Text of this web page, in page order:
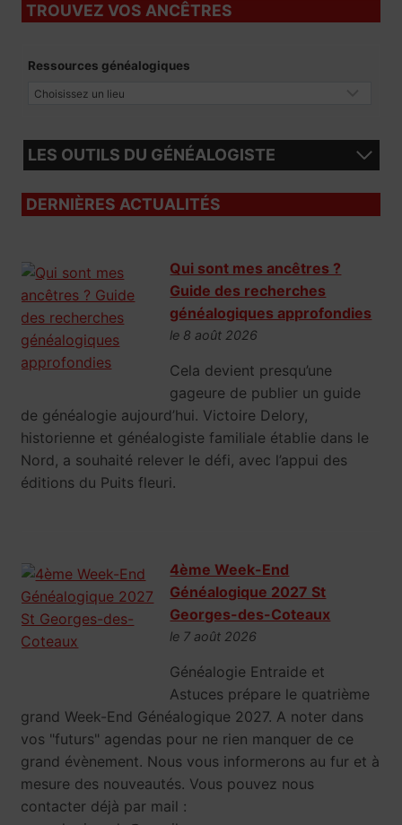
TROUVEZ VOS ANCÊTRES
Ressources généalogiques
LES OUTILS DU GÉNÉALOGISTE
DERNIÈRES ACTUALITÉS
Qui sont mes ancêtres ?
Guide des recherches
généalogiques approfondies
le 8 août 2026
Cela devient presqu’une
gageure de publier un guide
de généalogie aujourd’hui. Victoire Delory,
historienne et généalogiste familiale établie dans le
Nord, a souhaité relever le défi, avec l’appui des
éditions du Puits fleuri.
4ème Week-End
Généalogique 2027 St
Georges-des-Coteaux
le 7 août 2026
Généalogie Entraide et
Astuces prépare le quatrième
grand Week-End Généalogique 2027. A noter dans
vos "futurs" agendas pour ne rien manquer de ce
grand évènement. Nous vous informerons au fur et à
mesure des nouveautés. Vous pouvez nous
contacter déjà par mail :